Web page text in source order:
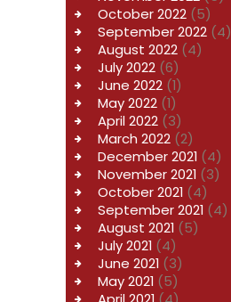
October 2022 (5)
September 2022 (4)
August 2022 (4)
July 2022 (6)
June 2022 (1)
May 2022 (1)
April 2022 (3)
March 2022 (2)
December 2021 (4)
November 2021 (3)
October 2021 (4)
September 2021 (4)
August 2021 (5)
July 2021 (4)
June 2021 (3)
May 2021 (5)